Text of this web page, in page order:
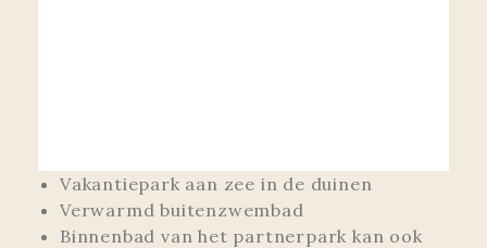
Vakantiepark aan zee in de duinen
Verwarmd buitenzwembad
Binnenbad van het partnerpark kan ook